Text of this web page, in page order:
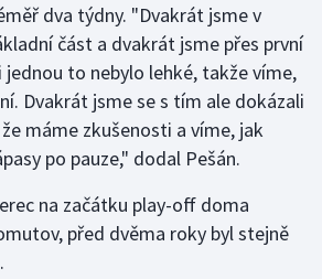
dva týdny. "Dvakrát jsme v
část a dvakrát jsme přes první
to nebylo lehké, takže víme,
Dvakrát jsme se s tím ale dokázali
máme zkušenosti a víme, jak
po pauze," dodal Pešán.
na začátku play-off doma
před dvěma roky byl stejně